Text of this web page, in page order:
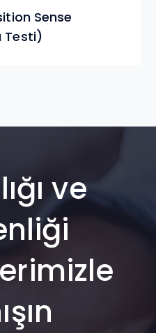
Sense
Testi)
ve